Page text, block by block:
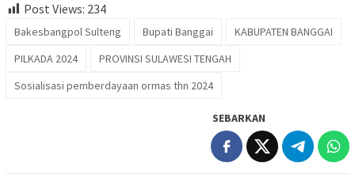
Post Views: 234
Bakesbangpol Sulteng Bupati Banggai
KABUPATEN BANGGAI
PILKADA 2024
PROVINSI SULAWESI TENGAH
Sosialisasi pemberdayaan ormas thn 2024
SEBARKAN